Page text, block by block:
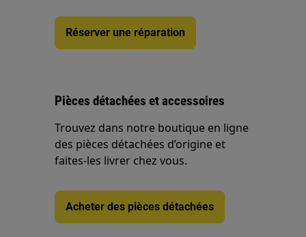
Réserver une réparation
Pièces détachées et accessoires
Trouvez dans notre boutique en ligne
des pièces détachées d’origine et
faites-les livrer chez vous.
Acheter des pièces détachées